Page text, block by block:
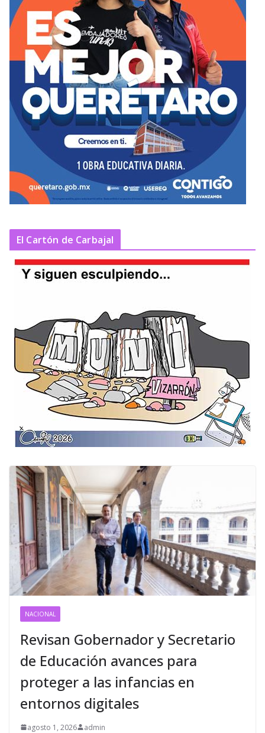
El Cartón de Carbajal
NACIONAL
Revisan Gobernador y Secretario
de Educación avances para
proteger a las infancias en
entornos digitales
agosto 1, 2026 admin